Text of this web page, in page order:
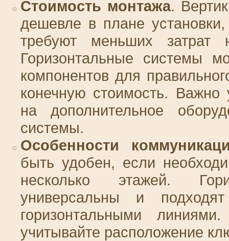
Стоимость монтажа.
дешевле в плане
требуют меньших затрат
Горизонтальные системы
компонентов для
конечную стоимость.
на дополнительное
системы.
Особенности
быть удобен, если
несколько этажей.
универсальны и
горизонтальными
учитывайте расположение